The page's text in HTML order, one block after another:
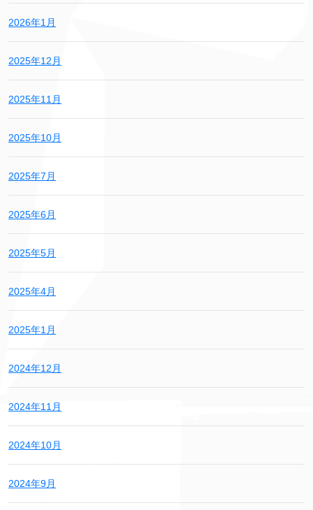
2026年1月
2025年12月
2025年11月
2025年10月
2025年7月
2025年6月
2025年5月
2025年4月
2025年1月
2024年12月
2024年11月
2024年10月
2024年9月